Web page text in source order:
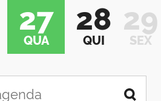
27
QUA
28
QUI
29
SEX